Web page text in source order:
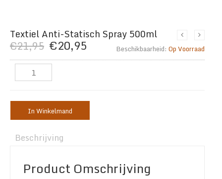
Textiel Anti-Statisch Spray 500ml
€21,95 Oorspronkelijke
prijs
€20,95 Huidige
prijs
Beschikbaarheid: Op Voorraad
In Winkelmand
Beschrijving
Product Omschrijving